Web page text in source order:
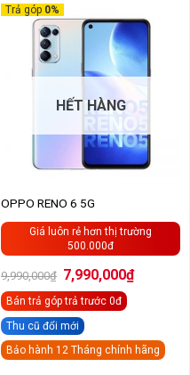
Trả góp 0%
HẾT HÀNG
OPPO RENO 6 5G
Giá luôn rẻ hơn thị trường
500.000đ
9,990,000₫ Giá
gốc
là:
9,990,000₫.
7,990,000₫Giá
hiện
Bán trả góptrả trước 0đ
Thu cũ đổi mới
Bảo hành 12 Tháng chính hãng